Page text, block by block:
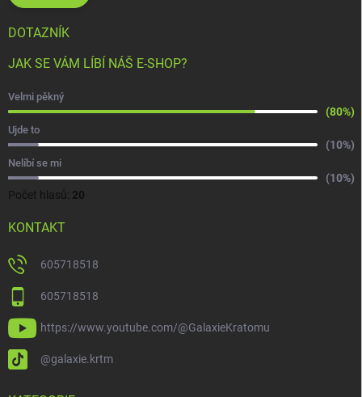
DOTAZNÍK
JAK SE VÁM LÍBÍ NÁŠ E-SHOP?
Velmi pěkný
(80%)
Ujde to
(10%)
Nelíbí se mi
(10%)
Počet hlasů: 20
KONTAKT
605718518
605718518
https://www.youtube.com/@GalaxieKratomu
@galaxie.krtm